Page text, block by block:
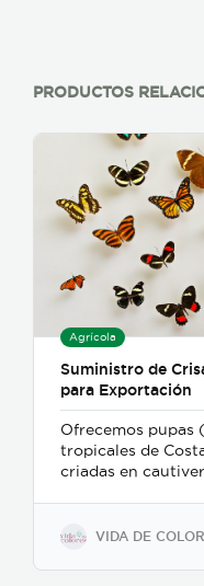
PRODUCTOS
Agrícola
Suministro de
para Exportación
Ofrecemos pupas
tropicales de
criadas en
de eclosión
mariposarios y
VIDA DE